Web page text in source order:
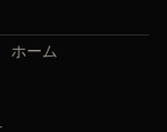
ホーム